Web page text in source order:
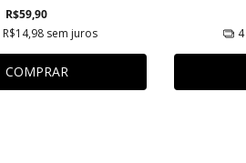
R$59,90
R$14,98 sem juros
COMPRAR
4